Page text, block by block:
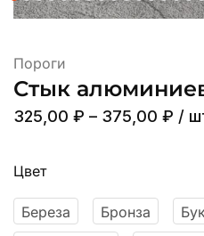
Пороги
Стык
325,00 ₽ – 375,00 ₽ /
Цвет
Береза Бронза Бук